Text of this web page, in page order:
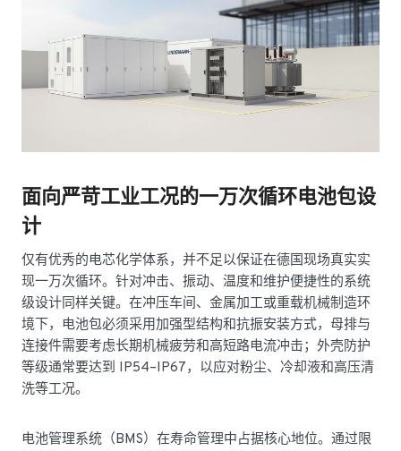
面向严苛工业工况的一万次循环电池包设
计
仅有优秀的电芯化学体系，并不足以保证在德国现场真实实
现一万次循环。针对冲击、振动、温度和维护便捷性的系统
级设计同样关键。在冲压车间、金属加工或重载机械制造环
境下，电池包必须采用加强型结构和抗振安装方式，母排与
连接件需要考虑长期机械疲劳和高短路电流冲击；外壳防护
等级通常要达到 IP54–IP67，以应对粉尘、冷却液和高压清
洗等工况。
电池管理系统（BMS）在寿命管理中占据核心地位。通过限